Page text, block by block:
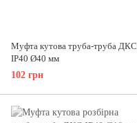
Муфта кутова труба-труба ДКС
IP40 Ø40 мм
102 грн